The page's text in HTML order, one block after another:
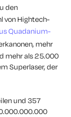
den
von Hightech-
Quadanium-
mehr
mehr als 25.000
Superlaser, der
und 357